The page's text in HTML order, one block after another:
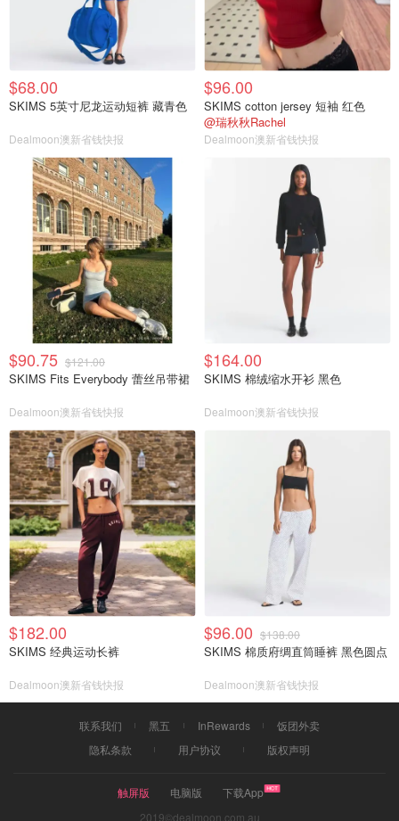
$68.00
SKIMS 5英寸尼龙运动短裤 藏青色
Dealmoon澳新省钱快报
$96.00
SKIMS cotton jersey 短袖 红色
@瑞秋秋Rachel
Dealmoon澳新省钱快报
$90.75 $121.00
SKIMS Fits Everybody 蕾丝吊带裙
Dealmoon澳新省钱快报
$164.00
SKIMS 棉绒缩水开衫 黑色
Dealmoon澳新省钱快报
$182.00
SKIMS 经典运动长裤
Dealmoon澳新省钱快报
$96.00 $138.00
SKIMS 棉质府绸直筒睡裤 黑色圆点
Dealmoon澳新省钱快报
联系我们 黑五 InRewards
饭团外卖
隐私条款
用户协议 版权声明
触屏版 电脑版
下载App
2019©dealmoon.com.au